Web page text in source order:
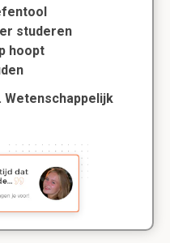
studeren
hoopt
Wetenschappelijk